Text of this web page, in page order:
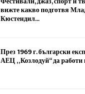
вижте какво подготвя
Кюстендил...
През 1969 г. български
АЕЦ „Козлодуй“ да работи